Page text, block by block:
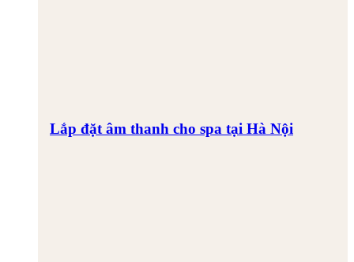
Lắp đặt âm thanh cho spa tại Hà Nội